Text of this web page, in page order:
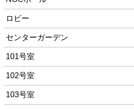
ロビー
センターガーデン
101号室
102号室
103号室